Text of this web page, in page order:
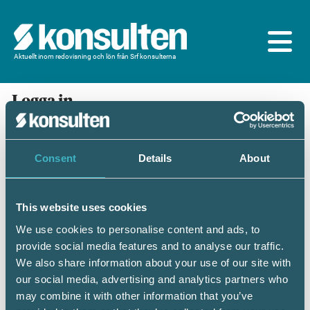
Consent Details About
This website uses cookies
We use cookies to personalise content and ads, to
provide social media features and to analyse our traffic.
We also share information about your use of our site with
our social media, advertising and analytics partners who
may combine it with other information that you’ve
Aktuellt inom redovisning och lön från Srf konsulterna
Logga in
En prenumeration ingår för dig som är
medlem/ansluten till Srf konsulterna. Du loggar in
med BankID eller samma lösenord som du har på
Mobilt BankID
Personnummer(ÅÅÅÅMMDDNNNN)